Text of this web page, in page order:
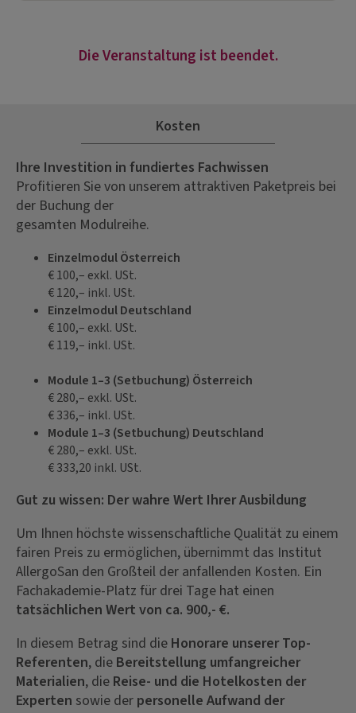
Die Veranstaltung ist beendet.
Kosten
Ihre Investition in fundiertes Fachwissen
Profitieren Sie von unserem attraktiven Paketpreis bei
der Buchung der
gesamten Modulreihe.
Einzelmodul Österreich
€ 100,– exkl. USt.
€ 120,– inkl. USt.
Einzelmodul Deutschland
€ 100,– exkl. USt.
€ 119,– inkl. USt.
Module 1–3 (Setbuchung) Österreich
€ 280,– exkl. USt.
€ 336,– inkl. USt.
Module 1–3 (Setbuchung) Deutschland
€ 280,– exkl. USt.
€ 333,20 inkl. USt.
Gut zu wissen: Der wahre Wert Ihrer Ausbildung
Um Ihnen höchste wissenschaftliche Qualität zu einem
fairen Preis zu ermöglichen, übernimmt das Institut
AllergoSan den Großteil der anfallenden Kosten. Ein
Fachakademie-Platz für drei Tage hat einen
tatsächlichen Wert von ca. 900,- €.
In diesem Betrag sind die Honorare unserer Top-
Referenten, die Bereitstellung umfangreicher
Materialien, die Reise- und die Hotelkosten der
Experten sowie der personelle Aufwand der